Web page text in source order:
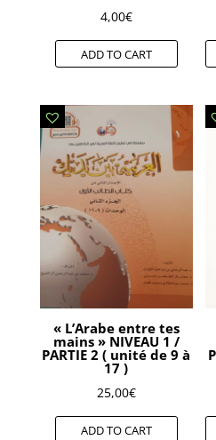
4,00€
ADD TO CART
« L’Arabe entre tes
mains » NIVEAU 1 /
PARTIE 2 ( unité de 9 à
17 )
25,00€
ADD TO CART